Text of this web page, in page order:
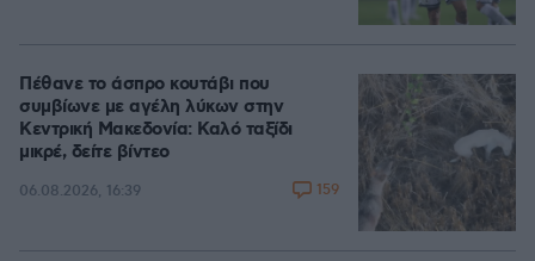
Πέθανε το άσπρο κουτάβι που
συμβίωνε με αγέλη λύκων στην
Κεντρική Μακεδονία: Καλό ταξίδι
μικρέ, δείτε βίντεο
06.08.2026, 16:39 159